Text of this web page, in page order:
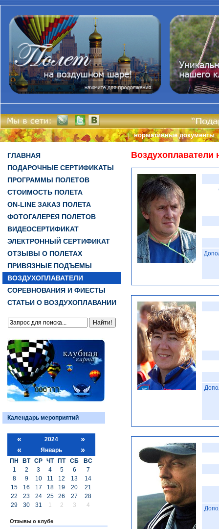
|нормативные документы
ГЛАВНАЯ
ПОДАРОЧНЫЕ СЕРТИФИКАТЫ
ПРОГРАММЫ ПОЛЕТОВ
СТОИМОСТЬ ПОЛЕТА
ON-LINE ЗАКАЗ ПОЛЕТА
ФОТОГАЛЕРЕЯ ПОЛЕТОВ
ВИДЕОСЕРТИФИКАТ
ЭЛЕКТРОННЫЙ СЕРТИФИКАТ
ОТЗЫВЫ О ПОЛЕТАХ
ПРИВЯЗНЫЕ ПОДЪЕМЫ
ВОЗДУХОПЛАВАТЕЛИ
СОРЕВНОВАНИЯ И ФИЕСТЫ
СТАТЬИ О ВОЗДУХОПЛАВАНИИ
Календарь мероприятий
« 2024
»
«
Январь »
ПН ВТ СР ЧТ ПТ СБ
ВС
1
2 3 4 5 6
7
8
9 10 11 12 13
14
15
16 17 18 19 20
21
22
23 24 25 26 27
28
29
30 31 1 2 3 4
Отзывы о клубе
Воздухоплаватели